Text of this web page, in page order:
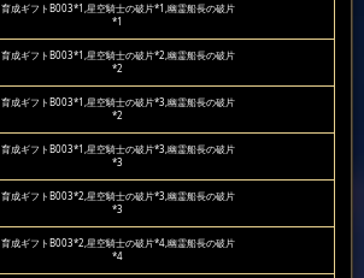
育成ギフトB003*1,星空騎士の破片*1,幽霊船長の破片
*1
育成ギフトB003*1,星空騎士の破片*2,幽霊船長の破片
*2
育成ギフトB003*1,星空騎士の破片*3,幽霊船長の破片
*2
育成ギフトB003*1,星空騎士の破片*3,幽霊船長の破片
*3
育成ギフトB003*2,星空騎士の破片*3,幽霊船長の破片
*3
育成ギフトB003*2,星空騎士の破片*4,幽霊船長の破片
*4